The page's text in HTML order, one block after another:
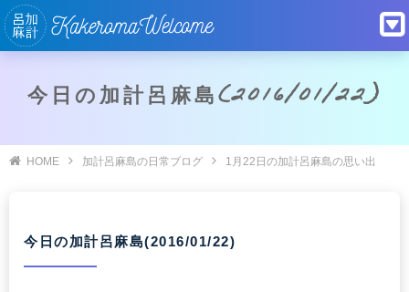
今日の加計呂麻島(2016/01/22)
HOME 加計呂麻島の日常ブログ 1月22日の加計呂麻島の思い出
今日の加計呂麻島(2016/01/22)